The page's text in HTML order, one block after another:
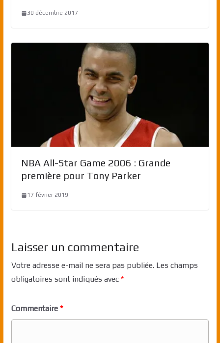
30 décembre 2017
NBA All-Star Game 2006 : Grande
première pour Tony Parker
17 février 2019
Laisser un commentaire
Votre adresse e-mail ne sera pas publiée. Les champs
obligatoires sont indiqués avec *
Commentaire *